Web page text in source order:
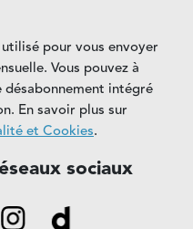
pour vous envoyer
Vous pouvez à
intégré
En savoir plus sur
et Cookies.
sociaux